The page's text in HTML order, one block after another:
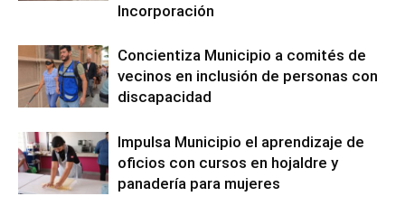
Incorporación
Concientiza Municipio a comités de
vecinos en inclusión de personas con
discapacidad
Impulsa Municipio el aprendizaje de
oficios con cursos en hojaldre y
panadería para mujeres